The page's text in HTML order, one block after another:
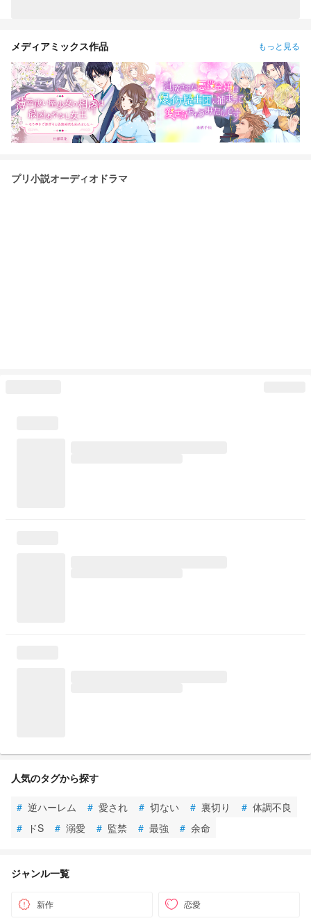
メディアミックス作品 もっと見る
プリ小説オーディオドラマ
人気のタグから探す
# 逆ハーレム # 愛され # 切ない # 裏切り # 体調不良
#
ドS # 溺愛 # 監禁 # 最強 # 余命
ジャンル一覧
新作 恋愛